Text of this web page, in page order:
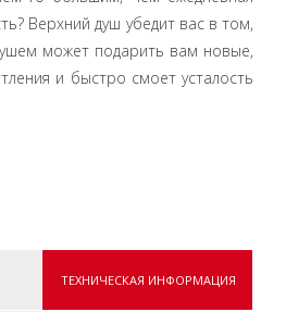
Верхний душ убедит вас в том,
может подарить вам новые,
и быстро смоет усталость
ТЕХНИЧЕСКАЯ ИНФОРМАЦИЯ